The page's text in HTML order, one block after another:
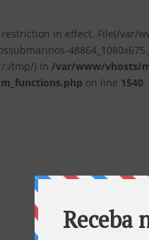
restriction in effect. File(/var/
:/tmp/) in/var/www/vhosts/
on line 1540